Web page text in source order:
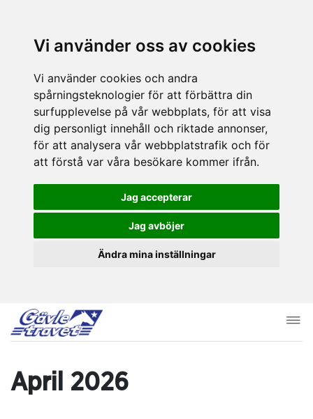
Vi använder oss av cookies
Vi använder cookies och andra
spårningsteknologier för att förbättra din
surfupplevelse på vår webbplats, för att visa
dig personligt innehåll och riktade annonser,
för att analysera vår webbplatstrafik och för
att förstå var våra besökare kommer ifrån.
Jag accepterar
Jag avböjer
Ändra mina inställningar
April 2026